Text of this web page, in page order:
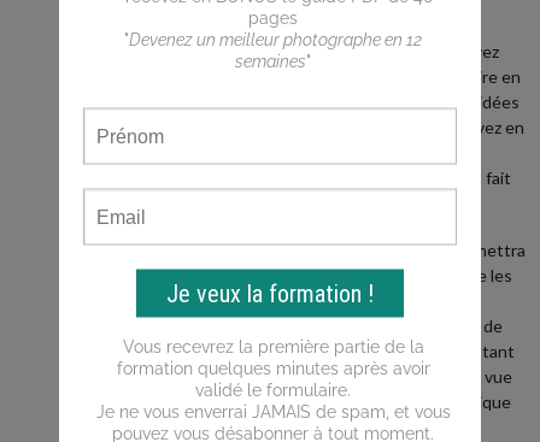
Vous n'arrivez
pas a traduire en
photos les idées
que vous avez en
Ce blog est fait
Il vous permettra
d'apprendre les
photo, puis de
progresser tant
du point de vue
de la technique
que de la